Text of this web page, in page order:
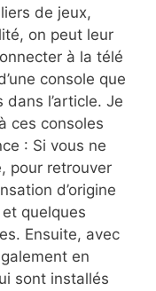
de jeux,
on peut leur
à la télé
console que
l’article. Je
ces consoles
: Si vous ne
pour retrouver
d’origine
quelques
Ensuite, avec
en
sont installés